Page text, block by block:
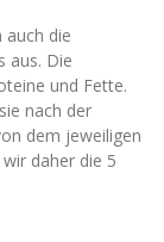
auch die
aus. Die
und Fette.
nach der
dem jeweiligen
daher die 5